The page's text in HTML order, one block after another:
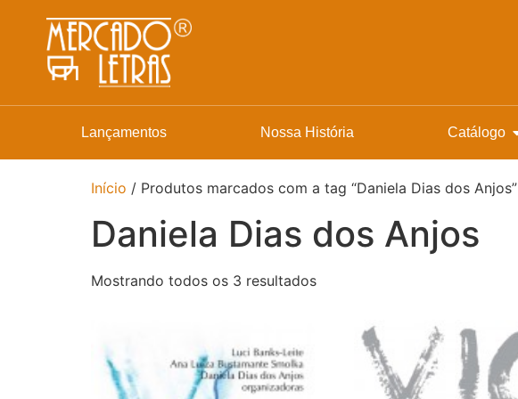
Lançamentos Nossa História Catálogo
Início / Produtos marcados com a tag “Daniela Dias dos Anjos”
Daniela Dias dos Anjos
Mostrando todos os 3 resultados